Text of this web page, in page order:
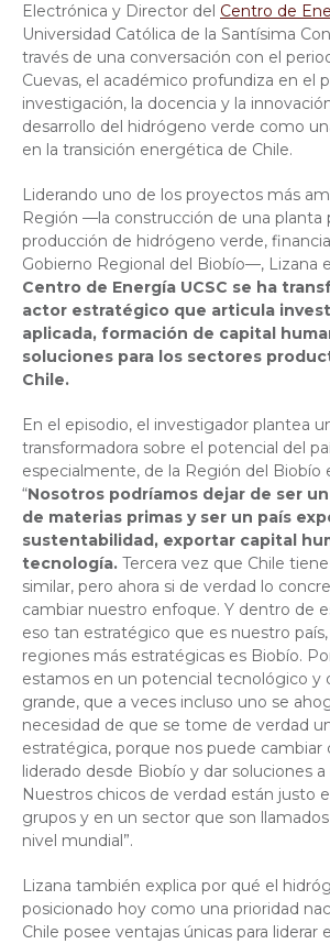
Electrónica y Director del Centro de
Universidad Católica de la Santísima
través de una conversación con el
Cuevas, el académico profundiza en el
investigación, la docencia y la
desarrollo del hidrógeno verde como
en la transición energética de Chile.
Liderando uno de los proyectos más
Región —la construcción de una planta
producción de hidrógeno verde,
Gobierno Regional del Biobío—, Lizana
Centro de Energía UCSC se ha
actor estratégico que articula
aplicada, formación de capital
soluciones para los sectores
Chile.
En el episodio, el investigador plantea
transformadora sobre el potencial del
especialmente, de la Región del Biobío
“Nosotros podríamos dejar de ser
de materias primas y ser un país
sustentabilidad, exportar capital
tecnología. Tercera vez que Chile
similar, pero ahora si de verdad lo
cambiar nuestro enfoque. Y dentro de
eso tan estratégico que es nuestro
regiones más estratégicas es Biobío.
estamos en un potencial tecnológico y
grande, que a veces incluso uno se
necesidad de que se tome de verdad
estratégica, porque nos puede cambiar
liderado desde Biobío y dar soluciones
Nuestros chicos de verdad están justo
grupos y en un sector que son llamados
nivel mundial”.
Lizana también explica por qué el
posicionado hoy como una prioridad
Chile posee ventajas únicas para liderar